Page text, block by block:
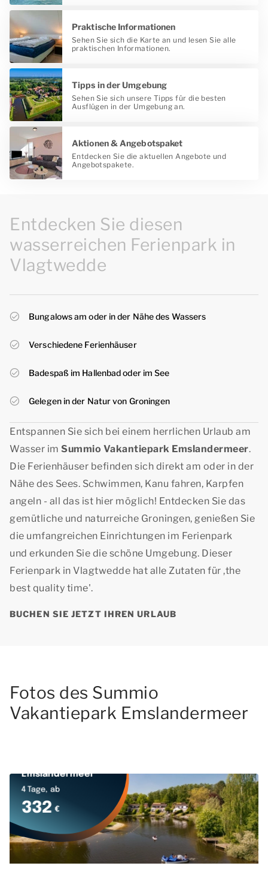
Praktische Informationen
Sehen Sie sich die Karte an und lesen Sie alle
praktischen Informationen.
Tipps in der Umgebung
Sehen Sie sich unsere Tipps für die besten
Ausflügen in der Umgebung an.
Aktionen & Angebotspaket
Entdecken Sie die aktuellen Angebote und
Angebotspakete.
Entdecken Sie diesen
wasserreichen Ferienpark in
Vlagtwedde
Bungalows am oder in der Nähe des Wassers
Verschiedene Ferienhäuser
Badespaß im Hallenbad oder im See
Gelegen in der Natur von Groningen
Entspannen Sie sich bei einem herrlichen Urlaub am
Wasser im Summio Vakantiepark Emslandermeer.
Die Ferienhäuser befinden sich direkt am oder in der
Nähe des Sees. Schwimmen, Kanu fahren, Karpfen
angeln - all das ist hier möglich! Entdecken Sie das
gemütliche und naturreiche Groningen, genießen Sie
die umfangreichen Einrichtungen im Ferienpark
und erkunden Sie die schöne Umgebung. Dieser
Ferienpark in Vlagtwedde hat alle Zutaten für ,the
best quality time'.
BUCHEN SIE JETZT IHREN URLAUB
Fotos des Summio
Vakantiepark Emslandermeer